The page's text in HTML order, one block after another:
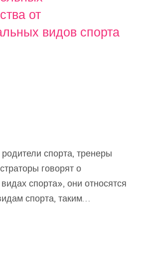
от
видов спорта
спорта, тренеры
говорят о
спорта», они относятся
спорта, таким…